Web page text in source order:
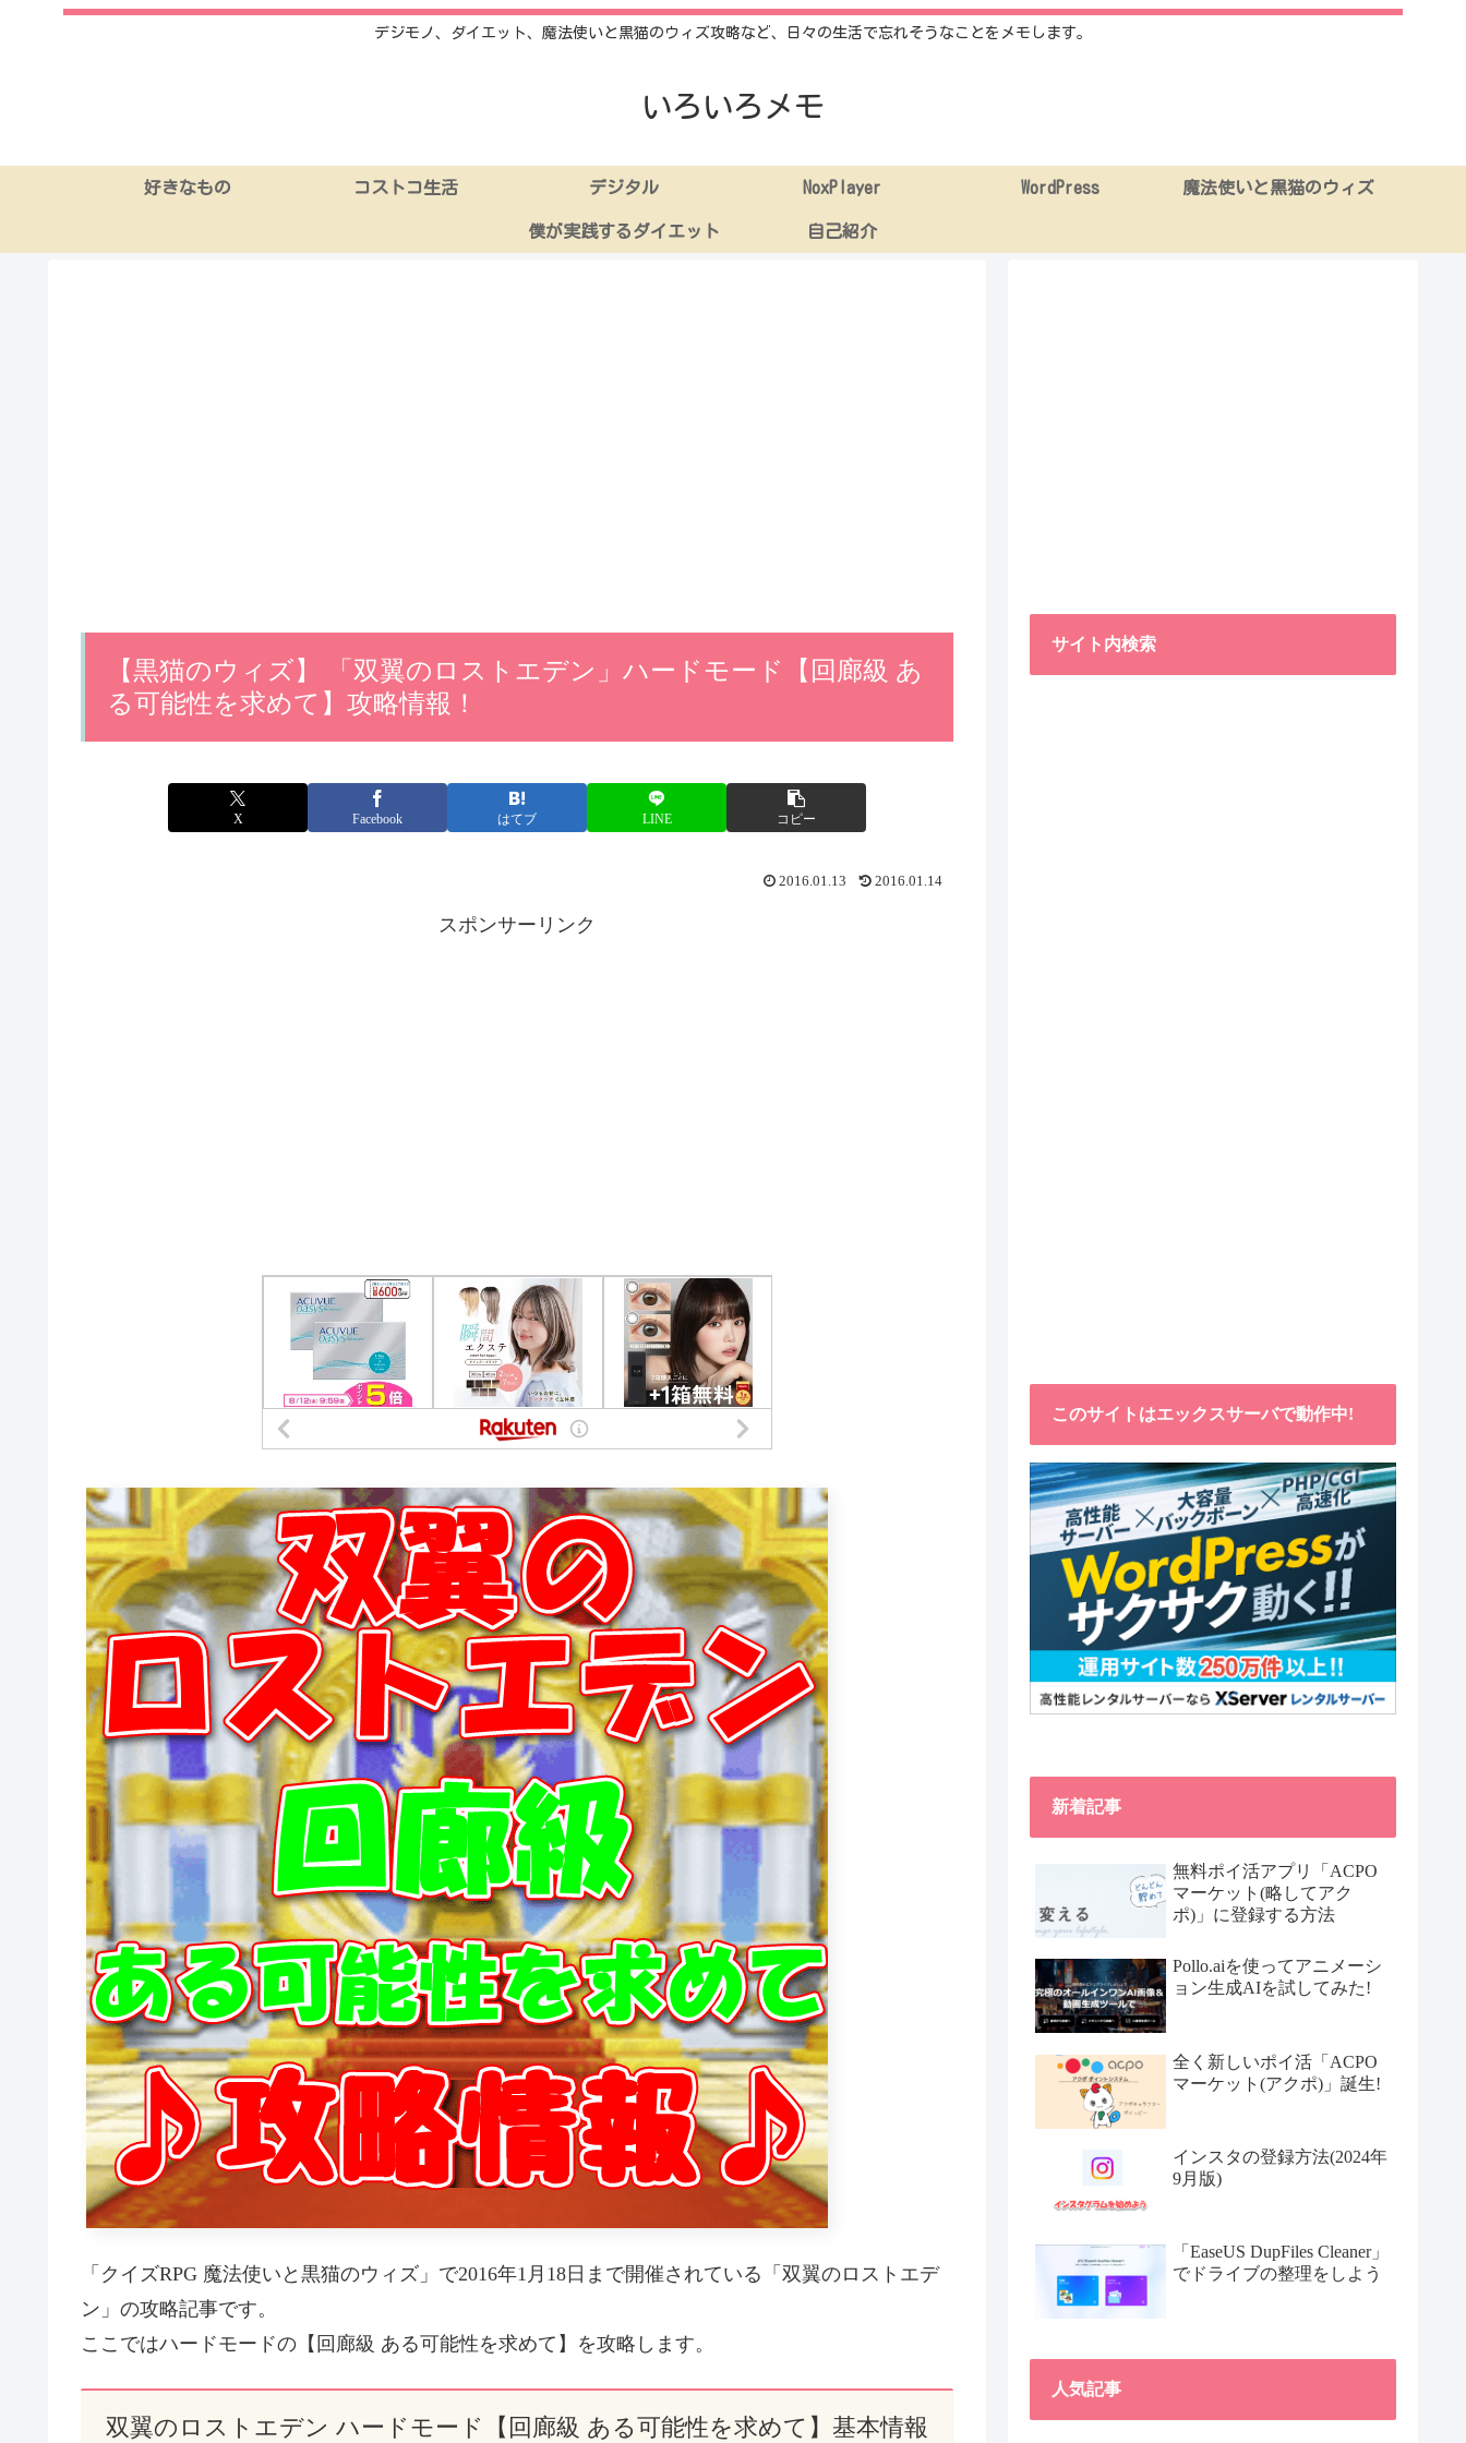
デジモノ、ダイエット、魔法使いと黒猫のウィズ攻略など、日々の生活で忘れそうなことをメモします。
いろいろメモ
好きなもの コストコ生活 デジタル NoxPlayer WordPress 魔法使いと黒猫のウィズ
僕が実践するダイエット 自己紹介
【黒猫のウィズ】 「双翼のロストエデン」ハードモード【回廊級 あ
る可能性を求めて】攻略情報！
X Facebook はてブ LINE コピー
2016.01.13 2016.01.14
スポンサーリンク
「クイズRPG 魔法使いと黒猫のウィズ」で2016年1月18日まで開催されている「双翼のロストエデ
ン」の攻略記事です。
ここではハードモードの【回廊級 ある可能性を求めて】を攻略します。
双翼のロストエデン ハードモード【回廊級 ある可能性を求めて】基本情報
サイト内検索
このサイトはエックスサーバで動作中!
新着記事
無料ポイ活アプリ「ACPO
マーケット(略してアク
ポ)」に登録する方法
Pollo.aiを使ってアニメーシ
ョン生成AIを試してみた!
全く新しいポイ活「ACPO
マーケット(アクポ)」誕生!
インスタの登録方法(2024年
9月版)
「EaseUS DupFiles Cleaner」
でドライブの整理をしよう
人気記事